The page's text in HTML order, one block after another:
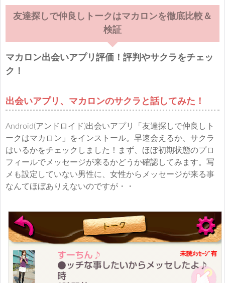
友達探しで仲良しトークはマカロンを徹底比較＆
検証
マカロン出会いアプリ評価！評判やサクラをチェッ
ク！
出会いアプリ、マカロンのサクラと話してみた！
Android(アンドロイド)出会いアプリ「友達探しで仲良しト
ークはマカロン」をインストール。早速会えるか、サクラ
はいるかをチェックしました！まず、ほぼ初期状態のプロ
フィールでメッセージが来るかどうか確認してみます。写
メも設定していない男性に、女性からメッセージが来る事
なんてほぼありえないのですが・・